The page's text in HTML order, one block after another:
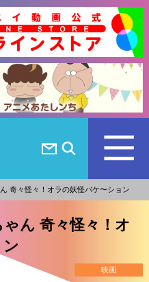
奇々怪々！オラの妖怪バケ〜ション
ん 奇々怪々！オ
映画